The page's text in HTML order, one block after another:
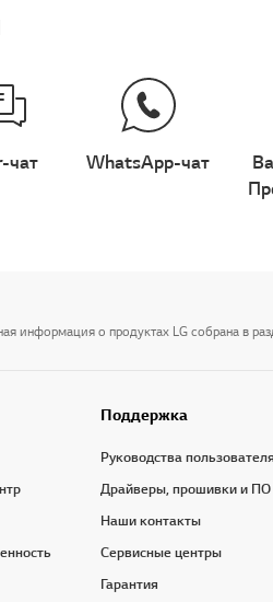
чат WhatsApp-чат
информация о продуктах LG собрана в
Поддержка
Руководства пользователя
Драйверы, прошивки и ПО
Наши контакты
Сервисные центры
Гарантия